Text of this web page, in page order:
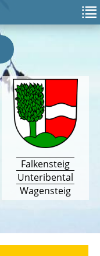
Falkensteig
Unteribental
Wagensteig